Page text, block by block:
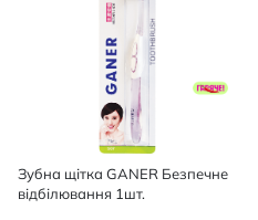
Зубна щітка GANER Безпечне
відбілювання 1шт.